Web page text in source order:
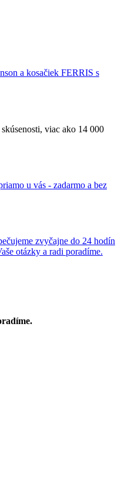
a kosačiek FERRIS s
viac ako 14 000
u vás - zadarmo a bez
zvyčajne do 24 hodín
otázky a radi poradíme.